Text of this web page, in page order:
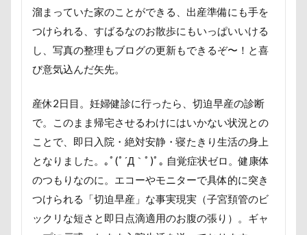
溜まっていた家のことができる、出産準備にも手を
つけられる、すばるなのお散歩にもいっぱいいける
し、写真の整理もブログの更新もできるぞ〜！と喜
び意気込んだ矢先。
産休2日目。妊婦健診に行ったら、切迫早産の診断
で。このまま帰宅させるわけにはいかない状況との
ことで、即日入院・絶対安静・寝たきり生活の身上
となりました。｡ﾟ(ﾟ´Д｀ﾟ)ﾟ｡ 自覚症状ゼロ。健康体
のつもりなのに。エコーやモニターで具体的に突き
つけられる「切迫早産」な事実現実（子宮頚管のビ
ックリな短さと即日点滴適用のお腹の張り）。ギャ
ペンション・ブランシェ草津
ペンション
ペロリンチョ
ペロちゃん
ボサボサ
ペニーレイン
ペディ(PEDI)
ペット用バスタブ
ペット名刺
ペット同伴可飲食店
ボタンちゃん
ペットステージ（Petstages）
マウントジーンズ
マミーちゃん
ママ実家
マハロちゃん
マテ
マザー牧場
マサラちゃん
マグノリア棟
マグカップ
マウントジーンズ那須
マイフリーガード